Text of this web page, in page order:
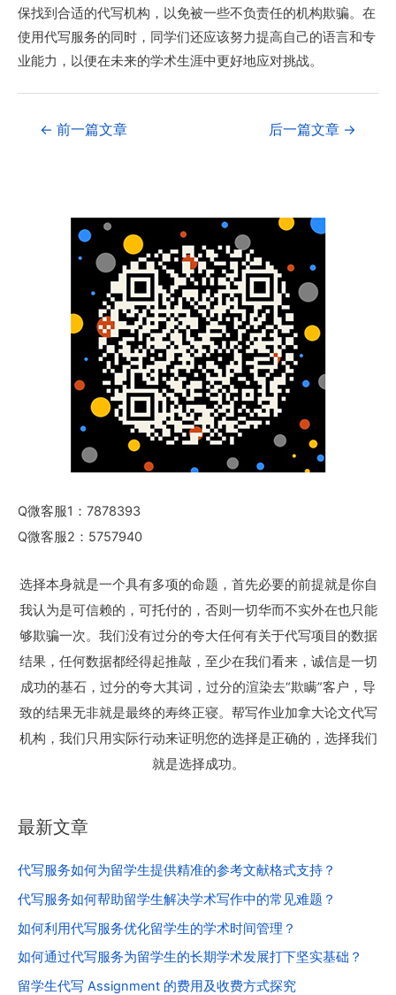
保找到合适的代写机构，以免被一些不负责任的机构欺骗。在
使用代写服务的同时，同学们还应该努力提高自己的语言和专
业能力，以便在未来的学术生涯中更好地应对挑战。
← 前一篇文章 后一篇文章 →
Q微客服1：7878393
Q微客服2：5757940
选择本身就是一个具有多项的命题，首先必要的前提就是你自
我认为是可信赖的，可托付的，否则一切华而不实外在也只能
够欺骗一次。我们没有过分的夸大任何有关于代写项目的数据
结果，任何数据都经得起推敲，至少在我们看来，诚信是一切
成功的基石，过分的夸大其词，过分的渲染去“欺瞒”客户，导
致的结果无非就是最终的寿终正寝。帮写作业加拿大论文代写
机构，我们只用实际行动来证明您的选择是正确的，选择我们
就是选择成功。
最新文章
代写服务如何为留学生提供精准的参考文献格式支持？
代写服务如何帮助留学生解决学术写作中的常见难题？
如何利用代写服务优化留学生的学术时间管理？
如何通过代写服务为留学生的长期学术发展打下坚实基础？
留学生代写 Assignment 的费用及收费方式探究